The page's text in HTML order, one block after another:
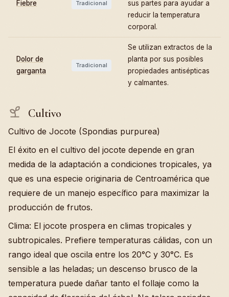
Fiebre Tradicional
sus partes para ayudar a
reducir la temperatura
corporal.
Dolor de
garganta
Tradicional
Se utilizan extractos de la
planta por sus posibles
propiedades antisépticas
y calmantes.
Cultivo
Cultivo de Jocote (Spondias purpurea)
El éxito en el cultivo del jocote depende en gran
medida de la adaptación a condiciones tropicales, ya
que es una especie originaria de Centroamérica que
requiere de un manejo específico para maximizar la
producción de frutos.
Clima: El jocote prospera en climas tropicales y
subtropicales. Prefiere temperaturas cálidas, con un
rango ideal que oscila entre los 20°C y 30°C. Es
sensible a las heladas; un descenso brusco de la
temperatura puede dañar tanto el follaje como la